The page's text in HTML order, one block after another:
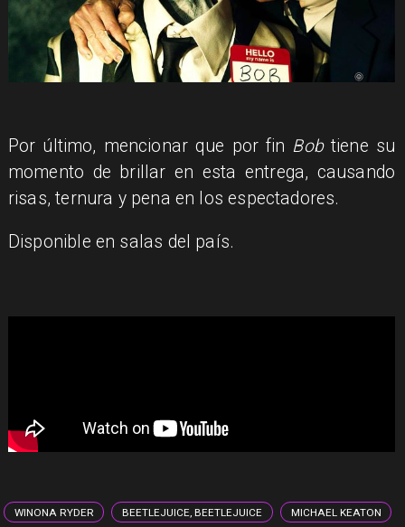
Por último, mencionar que por fin Bobtiene su
momento de brillar en esta entrega, causando
risas, ternura y pena en los espectadores.
Disponible en salas del país.
WINONA RYDER BEETLEJUICE, BEETLEJUICE MICHAEL KEATON